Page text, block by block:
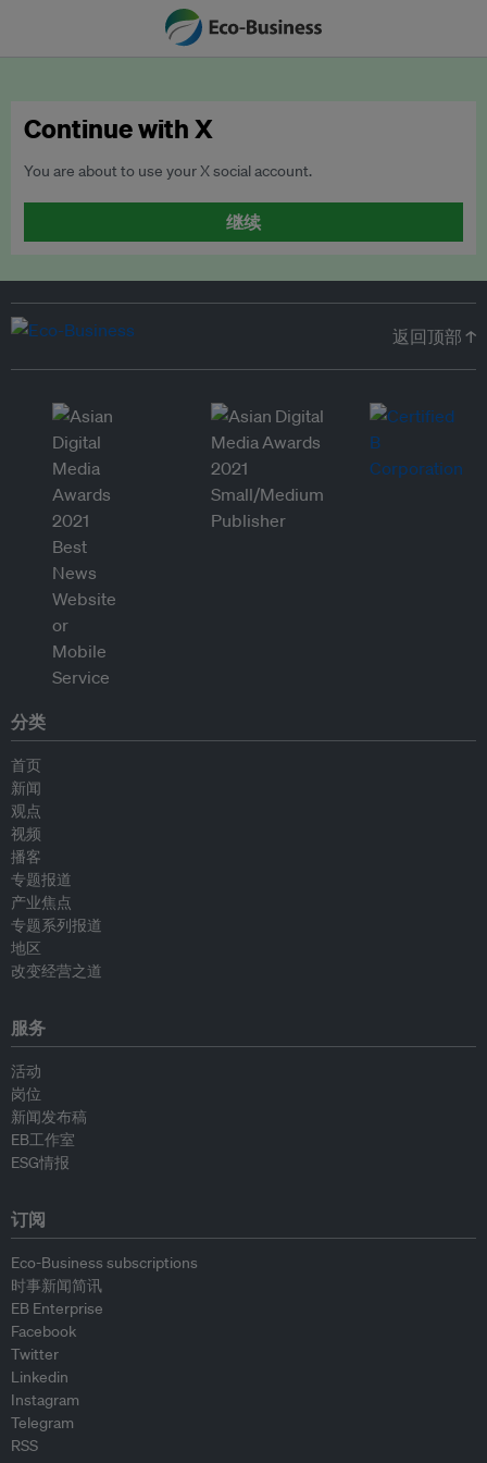
Continue with X
You are about to use your X social account.
继续
返回顶部 ↑
分类
首页
新闻
观点
视频
播客
专题报道
产业焦点
专题系列报道
地区
改变经营之道
服务
活动
岗位
新闻发布稿
EB工作室
ESG情报
订阅
Eco-Business subscriptions
时事新闻简讯
EB Enterprise
Facebook
Twitter
Linkedin
Instagram
Telegram
RSS